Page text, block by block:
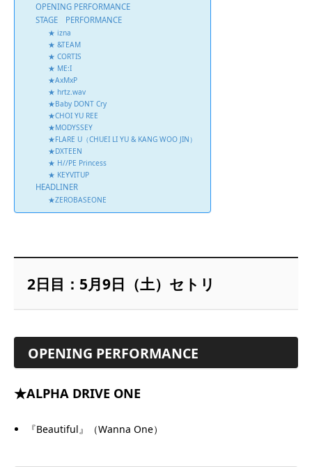
OPENING PERFORMANCE
STAGE PERFORMANCE
★ izna
★ &TEAM
★ CORTIS
★ ME:I
★AxMxP
★ hrtz.wav
★Baby DONT Cry
★CHOI YU REE
★MODYSSEY
★FLARE U（CHUEI LI YU & KANG WOO JIN）
★DXTEEN
★ H//PE Princess
★ KEYVITUP
HEADLINER
★ZEROBASEONE
2日目：5月9日（土）セトリ
OPENING PERFORMANCE
★ALPHA DRIVE ONE
『Beautiful』（Wanna One）